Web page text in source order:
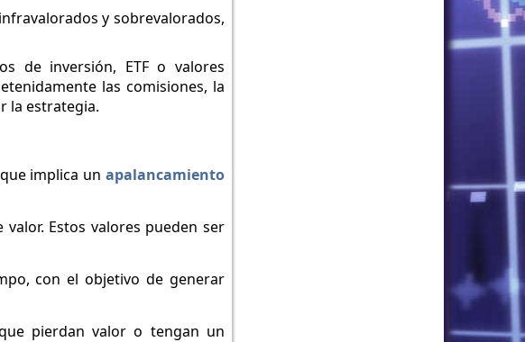
y sobrevalorados,
de inversión, ETF o valores
las comisiones, la
la estrategia.
implica un apalancamiento
Estos valores pueden ser
con el objetivo de generar
pierdan valor o tengan un